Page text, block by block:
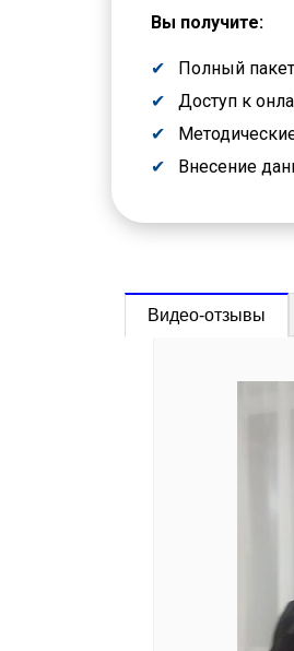
Вы получите:
Полный
Доступ к
Внесение
Видео-отзывы